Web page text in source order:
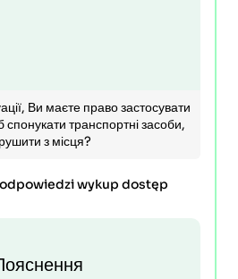
Ви маєте право застосувати
транспортні засоби,
з місця?
wykup dostęp